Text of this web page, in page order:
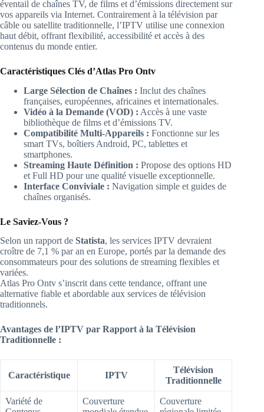
éventail de chaînes TV, de films et d’émissions directement sur
vos appareils via Internet. Contrairement à la télévision par
câble ou satellite traditionnelle, l’IPTV utilise une connexion
haut débit, offrant flexibilité, accessibilité et accès à des
contenus du monde entier.
Caractéristiques Clés d’Atlas Pro Ontv
Large Sélection de Chaînes : Inclut des chaînes
françaises, européennes, africaines et internationales.
Vidéo à la Demande (VOD) : Accès à une vaste
bibliothèque de films et d’émissions TV.
Compatibilité Multi-Appareils : Fonctionne sur les
smart TVs, boîtiers Android, PC, tablettes et
smartphones.
Streaming Haute Définition : Propose des options HD
et Full HD pour une qualité visuelle exceptionnelle.
Interface Conviviale : Navigation simple et guides de
chaînes organisés.
Le Saviez-Vous ?
Selon un rapport de Statista, les services IPTV devraient
croître de 7,1 % par an en Europe, portés par la demande des
consommateurs pour des solutions de streaming flexibles et
variées.
Atlas Pro Ontv s’inscrit dans cette tendance, offrant une
alternative fiable et abordable aux services de télévision
traditionnels.
Avantages de l’IPTV par Rapport à la Télévision
Traditionnelle :
Caractéristique IPTV
Télévision
Traditionnelle
Variété de
Couverture
Couverture